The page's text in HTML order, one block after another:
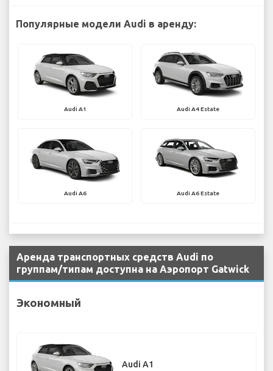
Популярные модели Audi в аренду:
Audi A1 Audi A4 Estate
Audi A6 Audi A6 Estate
Аренда транспортных средств Audi по
группам/типам доступна на Аэропорт Gatwick
Экономный
Audi A1